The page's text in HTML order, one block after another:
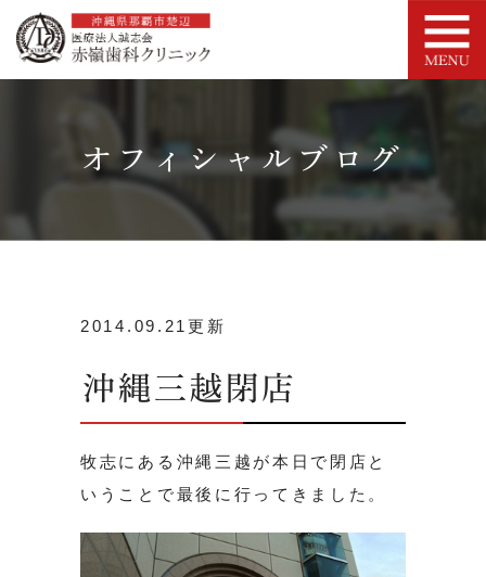
オフィシャルブログ
2014.09.21更新
沖縄三越閉店
牧志にある沖縄三越が本日で閉店と
いうことで最後に行ってきました。